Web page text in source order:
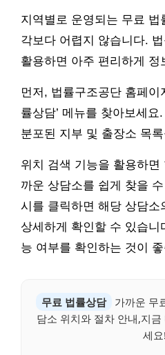
지역별로 운영되는 무료 법
각보다 어렵지 않습니다.
활용하면 아주 편리하게
먼저, 법률구조공단 홈페이
률상담’ 메뉴를 찾아보세
분포된 지부 및 출장소 목
위치 검색 기능을 활용하
까운 상담소를 쉽게 찾을
시를 클릭하면 해당 상담소
상세하게 확인할 수 있습
능 여부를 확인하는 것이
무료 법률상담
가까운 무
담소 위치와 절차 안내,지
세요!